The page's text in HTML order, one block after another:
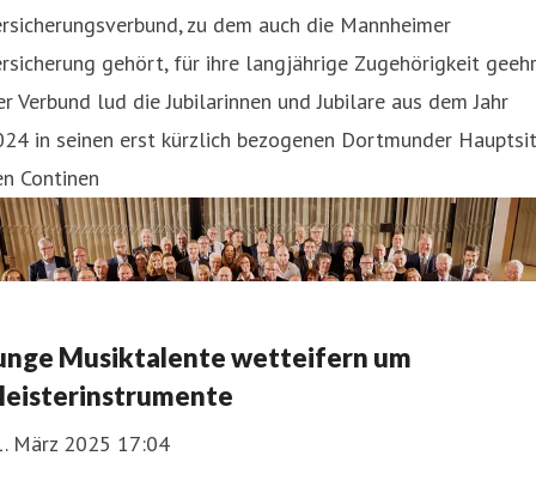
zu dem auch die Mannheimer
gehört, für ihre langjährige Zugehörigkeit
Verbund lud die Jubilarinnen und Jubilare aus dem Jahr
in seinen erst kürzlich bezogenen Dortmunder
Continen
Musiktalente wetteifern um
März 2025 17:04